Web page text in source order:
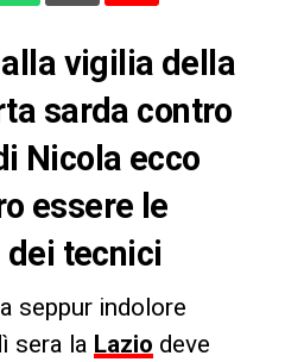
vigilia della
sarda contro
Nicola ecco
essere le
tecnici
seppur indolore
sera la Lazio deve